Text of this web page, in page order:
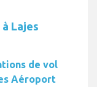
Lajes
de vol
Aéroport